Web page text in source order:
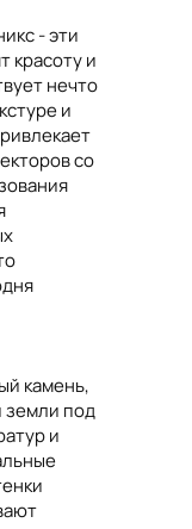
- эти
красоту и
нечто
и
со
камень,
земли под
и